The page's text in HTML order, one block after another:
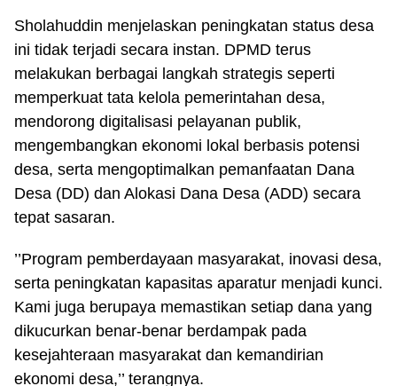
Sholahuddin menjelaskan peningkatan status desa
ini tidak terjadi secara instan. DPMD terus
melakukan berbagai langkah strategis seperti
memperkuat tata kelola pemerintahan desa,
mendorong digitalisasi pelayanan publik,
mengembangkan ekonomi lokal berbasis potensi
desa, serta mengoptimalkan pemanfaatan Dana
Desa (DD) dan Alokasi Dana Desa (ADD) secara
tepat sasaran.
’’Program pemberdayaan masyarakat, inovasi desa,
serta peningkatan kapasitas aparatur menjadi kunci.
Kami juga berupaya memastikan setiap dana yang
dikucurkan benar-benar berdampak pada
kesejahteraan masyarakat dan kemandirian
ekonomi desa,’’ terangnya.